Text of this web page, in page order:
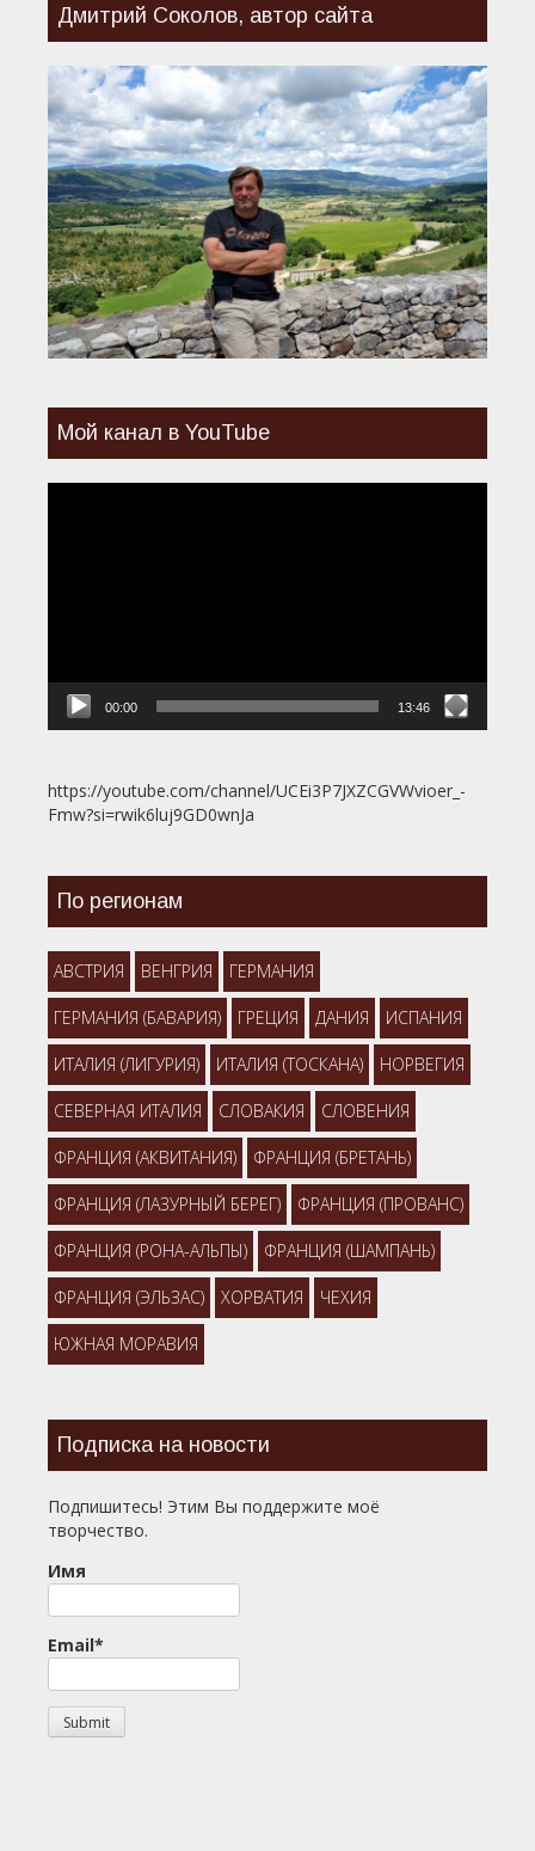
Дмитрий Соколов, автор сайта
Мой канал в YouTube
00:00 13:46
https://youtube.com/channel/UCEi3P7JXZCGVWvioer_-
Fmw?si=rwik6luj9GD0wnJa
По регионам
АВСТРИЯ ВЕНГРИЯ ГЕРМАНИЯ
ГЕРМАНИЯ (БАВАРИЯ) ГРЕЦИЯ ДАНИЯ ИСПАНИЯ
ИТАЛИЯ (ЛИГУРИЯ) ИТАЛИЯ (ТОСКАНА) НОРВЕГИЯ
СЕВЕРНАЯ ИТАЛИЯ СЛОВАКИЯ СЛОВЕНИЯ
ФРАНЦИЯ (АКВИТАНИЯ) ФРАНЦИЯ (БРЕТАНЬ)
ФРАНЦИЯ (ЛАЗУРНЫЙ БЕРЕГ) ФРАНЦИЯ (ПРОВАНС)
ФРАНЦИЯ (РОНА-АЛЬПЫ) ФРАНЦИЯ (ШАМПАНЬ)
ФРАНЦИЯ (ЭЛЬЗАС) ХОРВАТИЯ ЧЕХИЯ
ЮЖНАЯ МОРАВИЯ
Подписка на новости
Подпишитесь! Этим Вы поддержите моё
творчество.
Имя
Email*